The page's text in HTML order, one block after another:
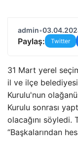
admin•
Paylaş: Twitter
31 Mart yerel
il ve ilçe
Kurulu'nun
Kurulu sonrası
olacağını söyledi.
“Başkalarından